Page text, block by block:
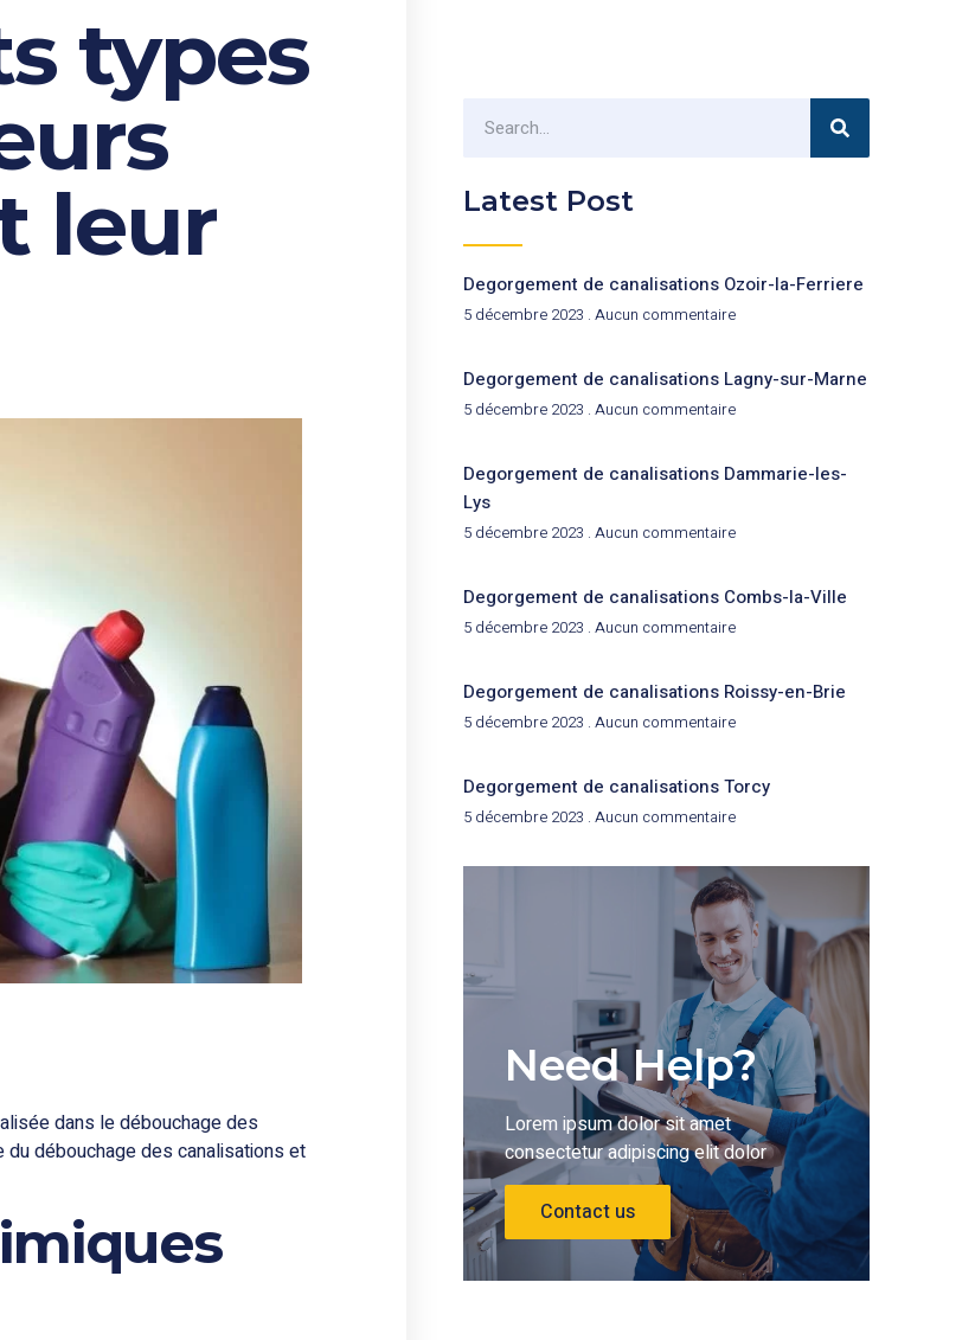
types
leur
dans le débouchage des
du débouchage des canalisations et
Latest Post
Degorgement de canalisations Ozoir-la-Ferriere
5 décembre 2023 Aucun commentaire
Degorgement de canalisations Lagny-sur-Marne
5 décembre 2023 Aucun commentaire
Degorgement de canalisations Dammarie-les-
Lys
5 décembre 2023 Aucun commentaire
Degorgement de canalisations Combs-la-Ville
5 décembre 2023 Aucun commentaire
Degorgement de canalisations Roissy-en-Brie
5 décembre 2023 Aucun commentaire
Degorgement de canalisations Torcy
5 décembre 2023 Aucun commentaire
Need Help?
Lorem ipsum dolor sit amet
consectetur adipiscing elit dolor
Contact us